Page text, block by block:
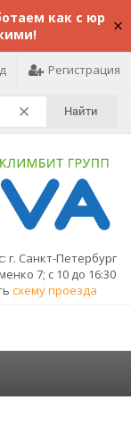
как с юр
Регистрация
Найти
г. Санкт-Петербург
7; с 10 до 16:30
схему проезда